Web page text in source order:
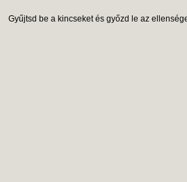
Gyűjtsd be a kincseket és győzd le az